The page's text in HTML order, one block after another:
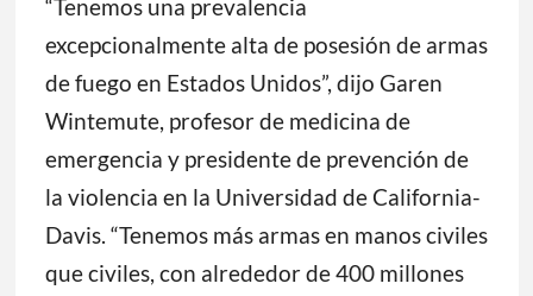
“Tenemos una prevalencia
excepcionalmente alta de posesión de armas
de fuego en Estados Unidos”, dijo Garen
Wintemute, profesor de medicina de
emergencia y presidente de prevención de
la violencia en la Universidad de California-
Davis. “Tenemos más armas en manos civiles
que civiles, con alrededor de 400 millones